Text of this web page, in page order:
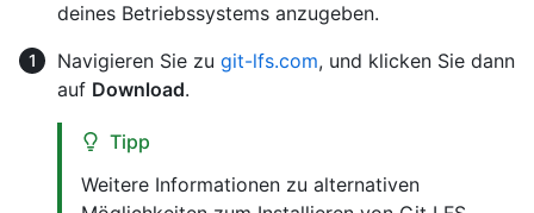
deines Betriebssystems anzugeben.
Navigieren Sie zu git-lfs.com, und klicken Sie dann
auf Download.
Tipp
Weitere Informationen zu alternativen